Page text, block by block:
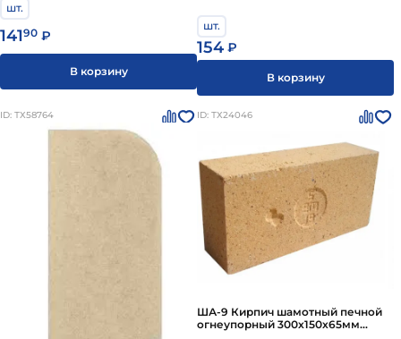
шт.
14190 ₽
В корзину
шт.
154 ₽
В корзину
ID: ТХ58764 ID: ТХ24046
ША-9 Кирпич шамотный печной
огнеупорный 300х150х65мм